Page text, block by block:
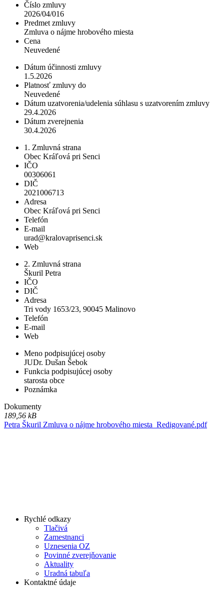
Číslo zmluvy
2026/04/016
Predmet zmluvy
Zmluva o nájme hrobového miesta
Cena
Neuvedené
Dátum účinnosti zmluvy
1.5.2026
Platnosť zmluvy do
Neuvedené
Dátum uzatvorenia/udelenia súhlasu s uzatvorením zmluvy
29.4.2026
Dátum zverejnenia
30.4.2026
1. Zmluvná strana
Obec Kráľová pri Senci
IČO
00306061
DIČ
2021006713
Adresa
Obec Kráľová pri Senci
Telefón
E-mail
urad@kralovaprisenci.sk
Web
2. Zmluvná strana
Škuril Petra
IČO
DIČ
Adresa
Tri vody 1653/23, 90045 Malinovo
Telefón
E-mail
Web
Meno podpisujúcej osoby
JUDr. Dušan Šebok
Funkcia podpisujúcej osoby
starosta obce
Poznámka
Dokumenty
189,56 kB
Petra Škuril Zmluva o nájme hrobového miesta_Redigované.pdf
Rychlé odkazy
Tlačivá
Zamestnanci
Uznesenia OZ
Povinné zverejňovanie
Aktuality
Uradná tabuľa
Kontaktné údaje